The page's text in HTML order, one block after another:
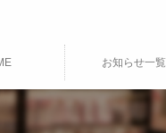
お知らせ一覧